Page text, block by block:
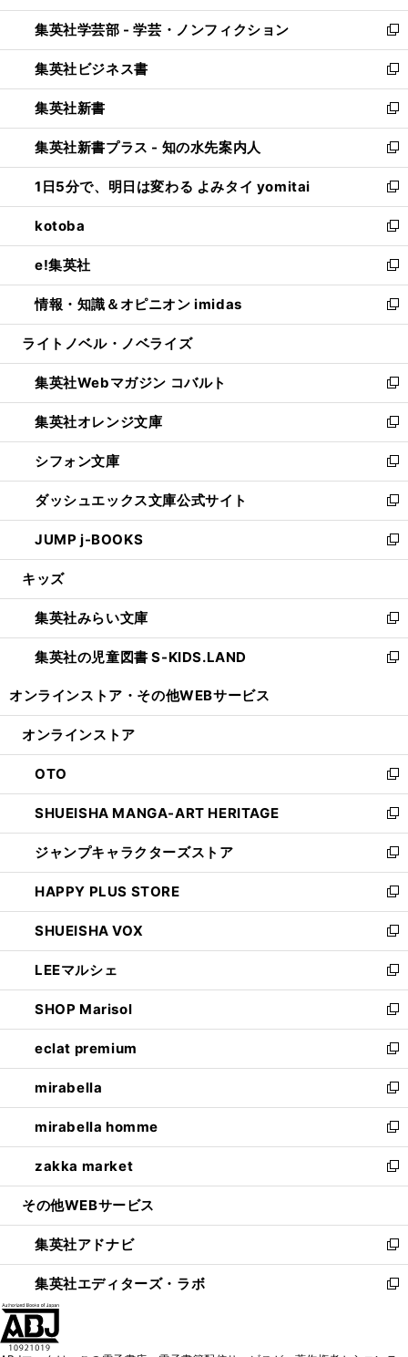
開
く
ウ
で
開
く
ン
ド
ウ
で
開
く
ウ
ィ
ン
ド
ウ
で
開
く
集英社学芸部 - 学芸・ノンフィクション
新
し
い
ウ
ィ
ン
ド
ウ
で
開
く
集英社ビジネス書
新
し
い
ウ
ィ
ン
ド
ウ
で
開
く
集英社新書
新
し
い
ウ
ィ
ン
ド
ウ
で
開
く
集英社新書プラス - 知の水先案内人
新
し
い
ウ
ィ
ン
ド
ウ
で
開
1日5分で、明日は変わる よみタイ yomitai
新
し
い
ウ
ィ
ン
ド
ウ
開
く
kotoba
新
し
い
ウ
ィ
ン
ウ
で
開
く
e!集英社
新
し
い
ウ
ン
ド
ウ
で
開
く
情報・知識＆オピニオン imidas
新
し
ウ
ィ
ン
ド
ウ
で
開
く
ライトノベル・ノベライズ
集英社Webマガジン コバルト
新
し
い
ウ
ィ
ン
ド
ウ
で
開
集英社オレンジ文庫
新
し
い
ウ
ィ
ン
ド
ウ
開
く
シフォン文庫
新
し
い
ウ
ィ
ン
ウ
で
開
く
ダッシュエックス文庫公式サイト
新
し
い
ウ
ン
ド
ウ
で
JUMP j-BOOKS
新
し
ウ
ィ
ン
ド
開
キッズ
集英社みらい文庫
新
し
い
ン
ウ
で
開
く
集英社の児童図書 S-KIDS.LAND
新
ウ
ン
ド
ウ
で
開
く
オンラインストア・ その他WEBサービス
オンラインストア
OTO
新
し
い
ウ
ィ
ン
ド
ウ
で
開
く
SHUEISHA MANGA-ART HERITAGE
新
し
い
ウ
ィ
ン
ド
ウ
で
開
く
ジャンプキャラクターズストア
新
し
い
ウ
ィ
ン
ド
ウ
で
開
く
HAPPY PLUS STORE
新
し
い
ウ
ィ
ン
ド
ウ
で
開
く
SHUEISHA VOX
新
し
い
ウ
ィ
ン
ド
ウ
で
開
く
LEEマルシェ
新
し
い
ウ
ィ
ン
ド
ウ
で
開
く
SHOP Marisol
新
し
い
ウ
ィ
ン
ド
ウ
で
開
eclat premium
新
し
い
ウ
ィ
ン
ド
ウ
開
く
mirabella
新
し
い
ウ
ィ
ン
ウ
で
開
く
mirabella homme
新
し
い
ウ
ン
ド
ウ
で
zakka market
新
し
ウ
ィ
ン
ド
その他WEBサービス
集英社アドナビ
新
し
い
集英社エディターズ・ラボ
新